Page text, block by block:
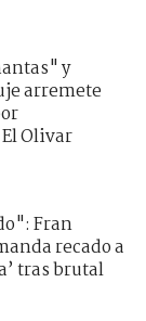
y
arremete
Olivar
Fran
recado a
tras brutal